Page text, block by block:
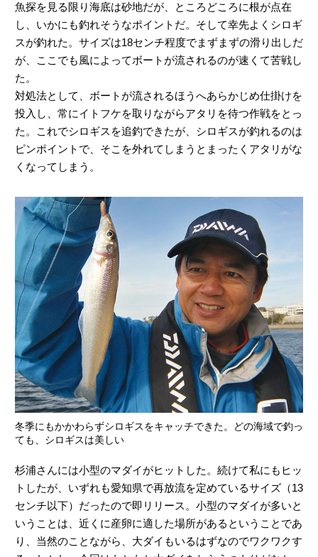
魚探を見る限り海底は砂地だが、ところどころに根が点在
し、いかにも釣れそうなポイントだ。そして幸先よくシロギ
スが釣れた。サイズは18センチ程度でまずまずの滑り出しだ
が、ここでも風によってボートが流されるのが速くて苦戦し
た。
対処法として、ボートが流されるほうへあらかじめ仕掛けを
投入し、常にイトフケを取りながらアタリを待つ作戦をとっ
た。これでシロギスを追釣できたが、シロギスが釣れるのは
ピンポイントで、そこを外れてしまうとまったくアタリがな
くなってしまう。
冬季にもかかわらずシロギスをキャッチできた。どの海域で釣っ
ても、シロギスは美しい
杉浦さんには小型のマダイがヒットした。続けて私にもヒッ
トしたが、いずれも愛知県で再放流を定めているサイズ（13
センチ以下）だったので即リリース。小型のマダイが多いと
いうことは、近くに産卵に適した場所があるということであ
り、当然のことながら、大ダイもいるはずなのでワクワクす